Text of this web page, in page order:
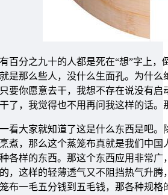
百分之九十的人都是死在“想”字上
是那么些人，没什么生面孔。为什
要你愿意去干，我想不存在说没有
了，我觉得也不用再问我这样的话。
看大家就知道了这是什么东西是吧
煮，那么这个蒸笼布真就是我们中
各样的东西。那这个东西应用非常
，这样的轻薄透气又不阻挡热气升
布一毛五分钱到五毛钱，那各种规